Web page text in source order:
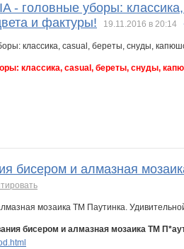
головные уборы:
и фактуры!
19.11.2016 в 20:14
классика, casual, береты, снуды,
бисером и алмазная
бисером и алмазная мозаика ТМ